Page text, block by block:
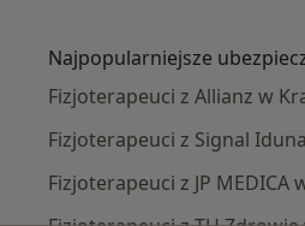
Najpopularniejsze
Fizjoterapeuci z Allianz w
Fizjoterapeuci z Signal
Fizjoterapeuci z JP MEDICA